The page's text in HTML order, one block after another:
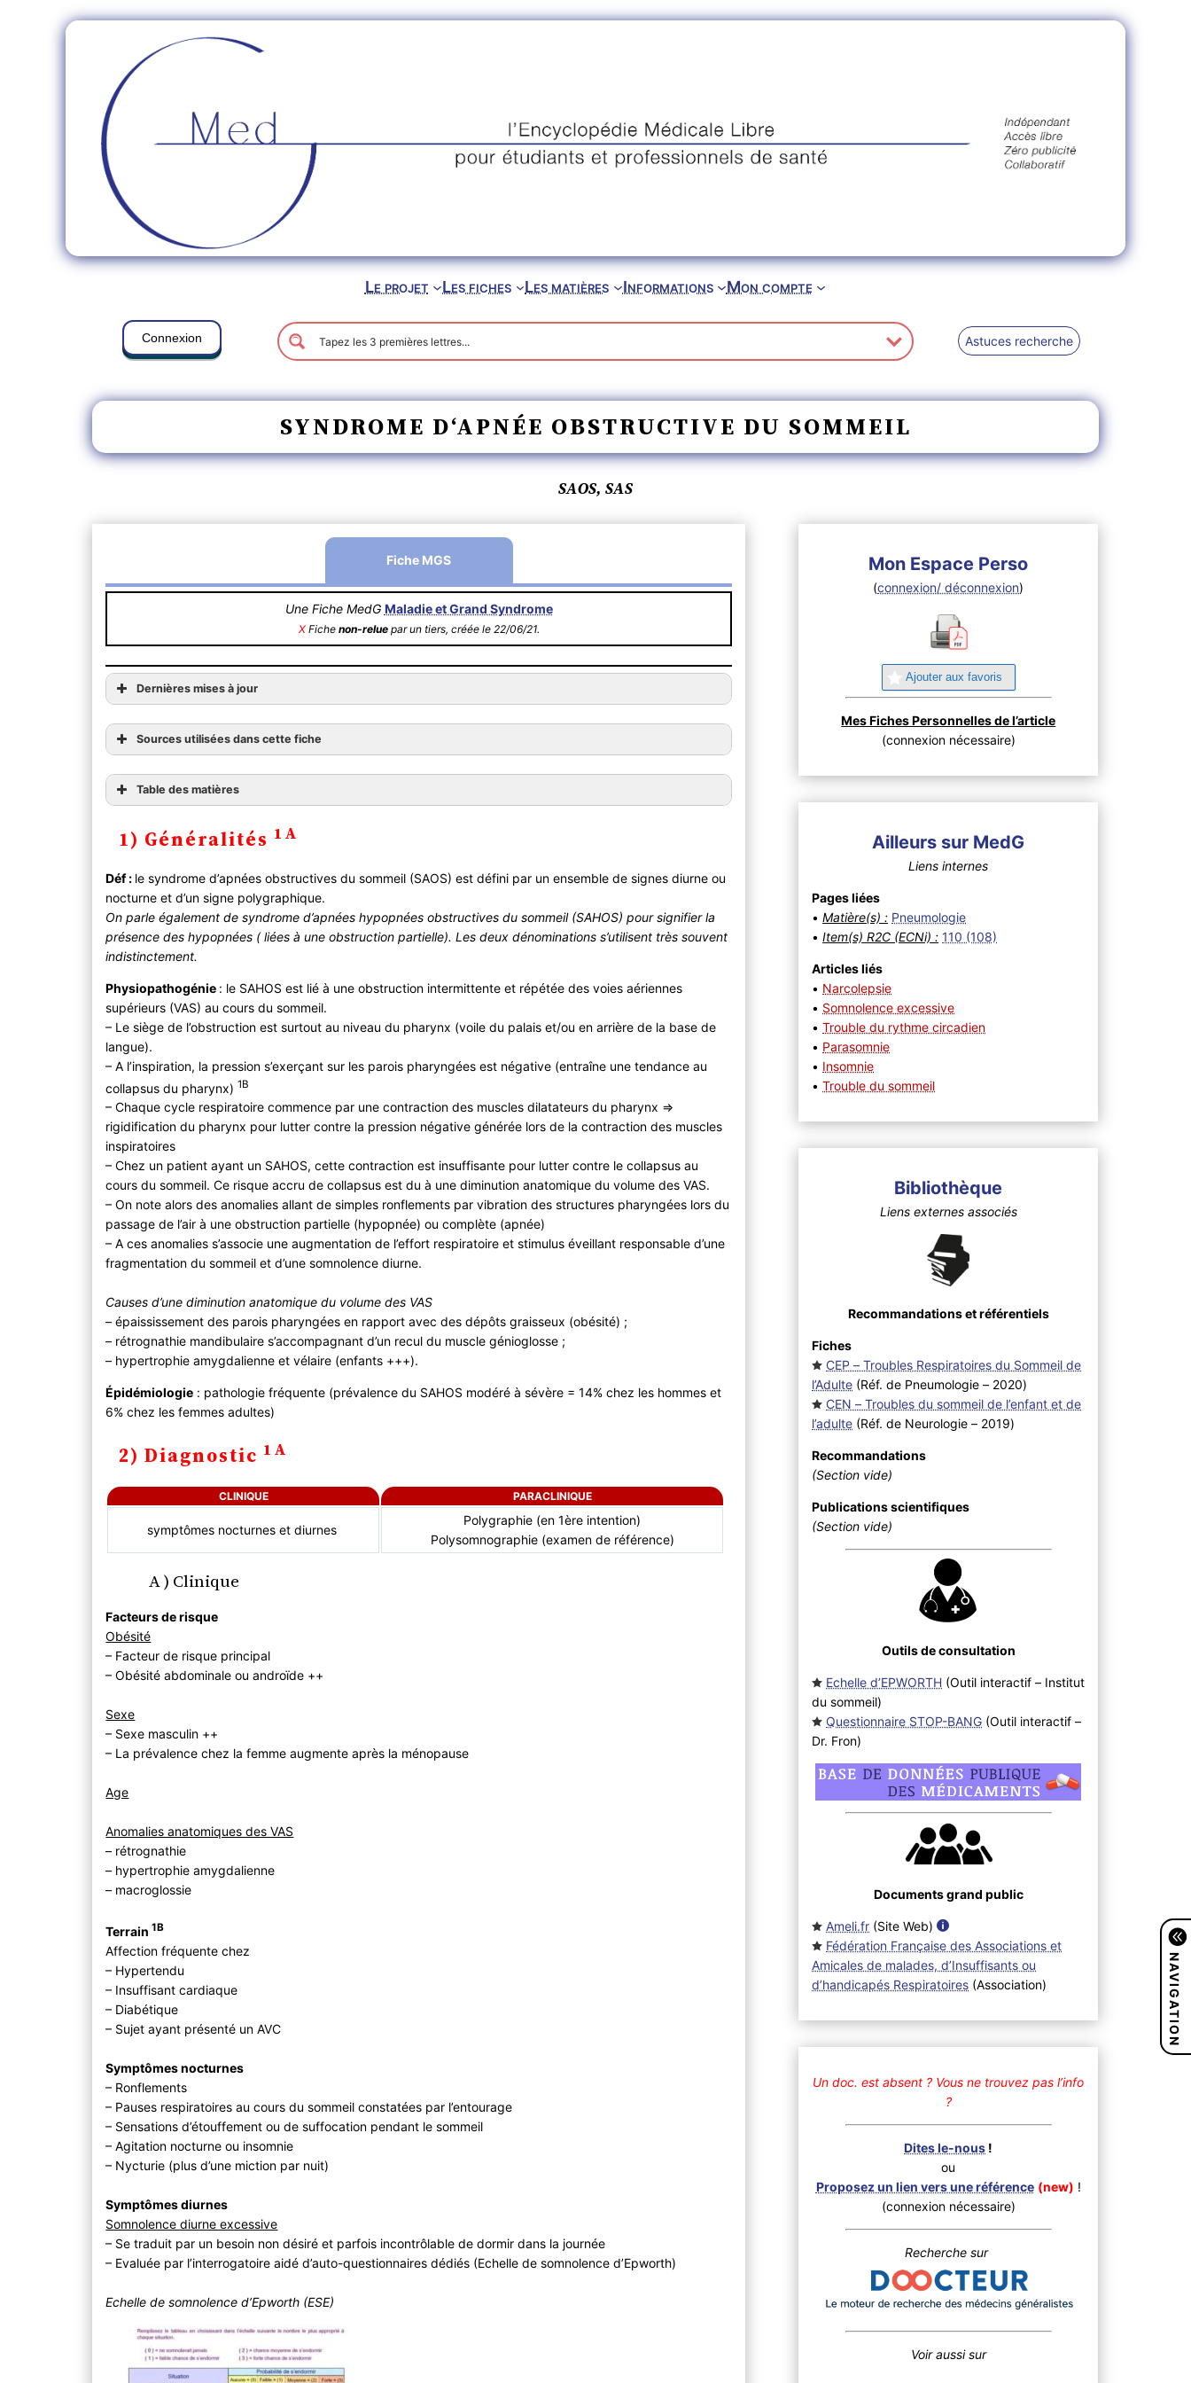
Le projet Les fiches Les matières Informations Mon compte
Connexion Astuces recherche
SYNDROME D‘APNÉE OBSTRUCTIVE DU SOMMEIL
SAOS, SAS
Fiche MGS
Une Fiche MedG Maladie et Grand Syndrome
XFiche non-reluepar un tiers, créée le 22/06/21.
Dernières mises à jour
Sources utilisées dans cette fiche
Table des matières
2) Diagnostic
B ) Paraclinique
C ) Diagnostic différentiel
3) Evolution
4) PEC
B ) Traitement
Mesures générales
Moyens thérapeutiques
1) Généralités 1A
Déf : le syndrome d’apnées obstructives du sommeil (SAOS) est défini par un ensemble de signes diurne ou
nocturne et d’un signe polygraphique.
On parle également de syndrome d’apnées hypopnées obstructives du sommeil (SAHOS) pour signifier la
présence des hypopnées ( liées à une obstruction partielle). Les deux dénominations s’utilisent très souvent
indistinctement.
Physiopathogénie : le SAHOS est lié à une obstruction intermittente et répétée des voies aériennes
supérieurs (VAS) au cours du sommeil.
– Le siège de l’obstruction est surtout au niveau du pharynx (voile du palais et/ou en arrière de la base de
langue).
– A l’inspiration, la pression s’exerçant sur les parois pharyngées est négative (entraîne une tendance au
collapsus du pharynx)1B
– Chaque cycle respiratoire commence par une contraction des muscles dilatateurs du pharynx ⇒
rigidification du pharynx pour lutter contre la pression négative générée lors de la contraction des muscles
inspiratoires
– Chez un patient ayant un SAHOS, cette contraction est insuffisante pour lutter contre le collapsus au
cours du sommeil. Ce risque accru de collapsus est du à une diminution anatomique du volume des VAS.
– On note alors des anomalies allant de simples ronflements par vibration des structures pharyngées lors du
passage de l’air à une obstruction partielle (hypopnée) ou complète (apnée)
– A ces anomalies s’associe une augmentation de l’effort respiratoire et stimulus éveillant responsable d’une
fragmentation du sommeil et d’une somnolence diurne.
Causes d’une diminution anatomique du volume des VAS
– épaississement des parois pharyngées en rapport avec des dépôts graisseux (obésité) ;
– rétrognathie mandibulaire s’accompagnant d’un recul du muscle génioglosse ;
– hypertrophie amygdalienne et vélaire (enfants +++).
Épidémiologie : pathologie fréquente (prévalence du SAHOS modéré à sévère = 14% chez les hommes et
6% chez les femmes adultes)
2) Diagnostic 1A
CLINIQUE PARACLINIQUE
symptômes nocturnes et diurnes
Polygraphie (en 1ère intention)
Polysomnographie (examen de référence)
A ) Clinique
Facteurs de risque
Obésité
– Facteur de risque principal
– Obésité abdominale ou androïde ++
Sexe
– Sexe masculin ++
– La prévalence chez la femme augmente après la ménopause
Age
Anomalies anatomiques des VAS
– rétrognathie
– hypertrophie amygdalienne
– macroglossie
Terrain1B
Affection fréquente chez
– Hypertendu
– Insuffisant cardiaque
– Diabétique
– Sujet ayant présenté un AVC
Symptômes nocturnes
– Ronflements
– Pauses respiratoires au cours du sommeil constatées par l’entourage
– Sensations d’étouffement ou de suffocation pendant le sommeil
– Agitation nocturne ou insomnie
– Nycturie (plus d’une miction par nuit)
Symptômes diurnes
Somnolence diurne excessive
– Se traduit par un besoin non désiré et parfois incontrôlable de dormir dans la journée
– Evaluée par l’interrogatoire aidé d’auto-questionnaires dédiés (Echelle de somnolence d’Epworth)
Echelle de somnolence d’Epworth (ESE)
Mon Espace Perso
(connexion/ déconnexion)
Ajouter aux favoris
Mes Fiches Personnelles de l’article
(connexion nécessaire)
Ailleurs sur MedG
Liens internes
Pages liées
•Matière(s) : Pneumologie
•Item(s) R2C (ECNi) : 110 (108)
Articles liés
• Narcolepsie
• Somnolence excessive
•Trouble du rythme circadien
• Parasomnie
• Insomnie
•Trouble du sommeil
Bibliothèque
Liens externes associés
Recommandations et référentiels
Fiches
CEP – Troubles Respiratoires du Sommeil de
l’Adulte (Réf. de Pneumologie – 2020)
CEN – Troubles du sommeil de l’enfant et de
l’adulte (Réf. de Neurologie – 2019)
Recommandations
(Section vide)
Publications scientifiques
(Section vide)
Outils de consultation
Echelle d’EPWORTH (Outil interactif – Institut
du sommeil)
Questionnaire STOP-BANG (Outil interactif –
Dr. Fron)
Documents grand public
Ameli.fr (Site Web)
Fédération Française des Associations et
Amicales de malades, d’Insuffisants ou
d’handicapés Respiratoires (Association)
Un doc. est absent ? Vous ne trouvez pas l’info
?
Dites le-nous !
ou
Proposez un lien vers une référence (new) !
(connexion nécessaire)
Recherche sur
Voir aussi sur
NAVIGATION